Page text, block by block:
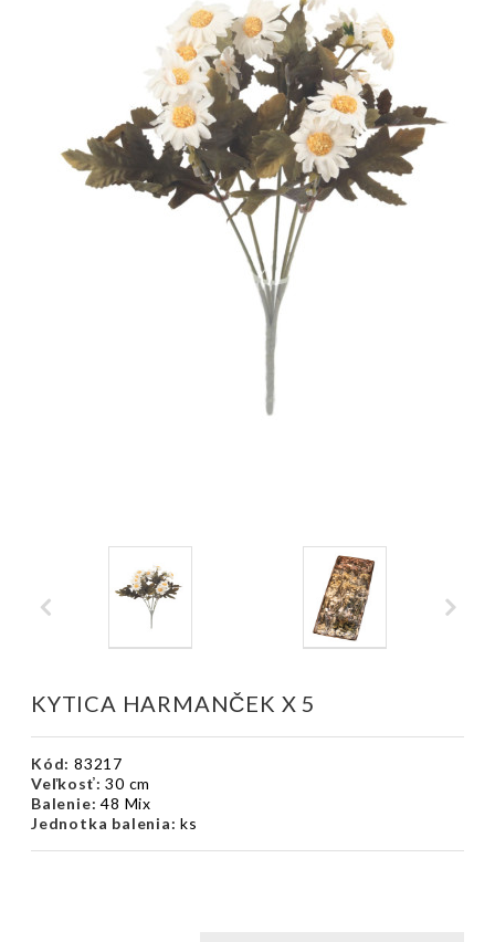
KYTICA HARMANČEK X 5
Kód: 83217
Veľkosť:30 cm
Balenie:48 Mix
Jednotka balenia:ks